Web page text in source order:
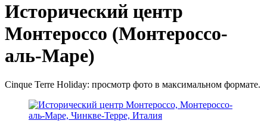
Исторический центр
Монтероссо (Монтероссо-
аль-Маре)
Cinque Terre Holiday: просмотр фото в максимальном формате.